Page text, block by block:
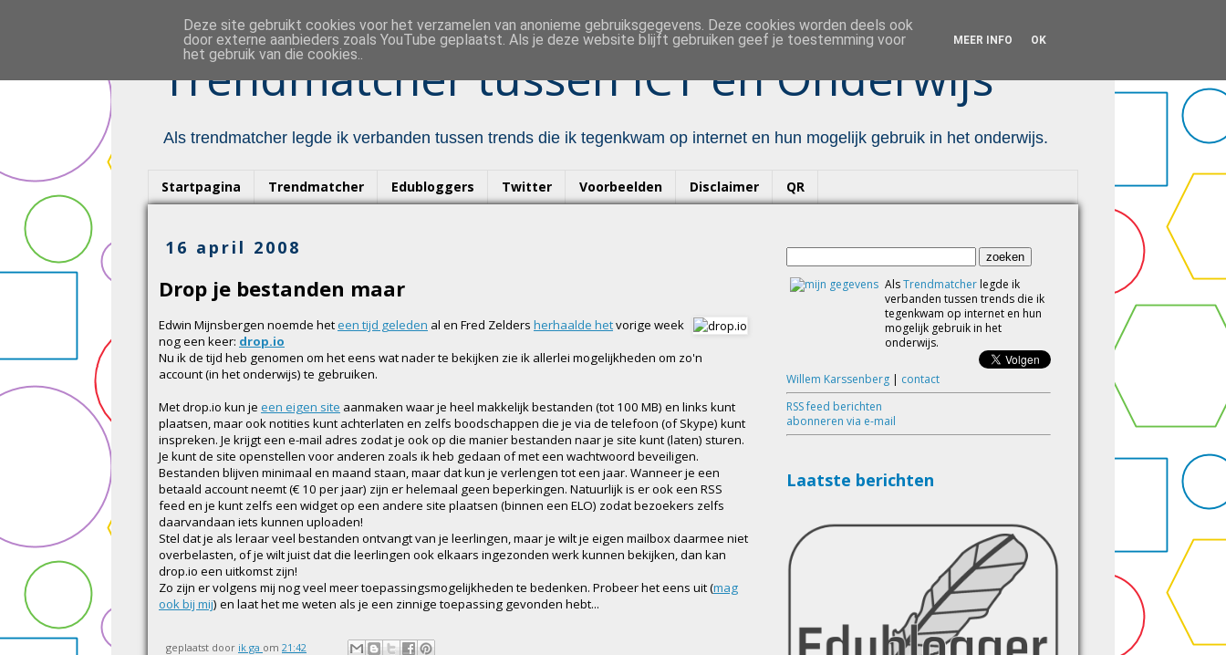
Trendmatcher tussen ICT en Onderwijs ™
Als trendmatcher legde ik verbanden tussen trends die ik tegenkwam op internet en hun mogelijk gebruik in het onderwijs.
Startpagina Trendmatcher Edubloggers Twitter Voorbeelden Disclaimer QR
16 april 2008
Drop je bestanden maar
Edwin Mijnsbergen noemde heteen tijd geleden al en Fred Zelders herhaalde hetvorige week
nog een keer: drop.io
Nu ik de tijd heb genomen om het eens wat nader te bekijken zie ik allerlei mogelijkheden om zo'n
account (in het onderwijs) te gebruiken.
Met drop.io kun je een eigen site aanmaken waar je heel makkelijk bestanden (tot 100 MB) en links kunt
plaatsen, maar ook notities kunt achterlaten en zelfs boodschappen die je via de telefoon (of Skype) kunt
inspreken. Je krijgt een e-mail adres zodat je ook op die manier bestanden naar je site kunt (laten) sturen.
Je kunt de site openstellen voor anderen zoals ik heb gedaan of met een wachtwoord beveiligen.
Bestanden blijven minimaal en maand staan, maar dat kun je verlengen tot een jaar. Wanneer je een
betaald account neemt (€ 10 per jaar) zijn er helemaal geen beperkingen. Natuurlijk is er ook een RSS
feed en je kunt zelfs een widget op een andere site plaatsen (binnen een ELO) zodat bezoekers zelfs
daarvandaan iets kunnen uploaden!
Stel dat je als leraar veel bestanden ontvangt van je leerlingen, maar je wilt je eigen mailbox daarmee niet
overbelasten, of je wilt juist dat die leerlingen ook elkaars ingezonden werk kunnen bekijken, dan kan
drop.io een uitkomst zijn!
Zo zijn er volgens mij nog veel meer toepassingsmogelijkheden te bedenken. Probeer het eens uit (mag
ook bij mij) en laat het me weten als je een zinnige toepassing gevonden hebt...
geplaatst door ik ga om 21:42
AlsTrendmatcher legde ik
verbanden tussen trends die ik
tegenkwam op internet en hun
mogelijk gebruik in het
onderwijs.
Willem Karssenberg | contact
RSS feed berichten
abonneren via e-mail
Laatste berichten
Deze site gebruikt cookies voor het verzamelen van anonieme gebruiksgegevens. Deze cookies worden deels ook
door externe aanbieders zoals YouTube geplaatst. Als je deze website blijft gebruiken geef je toestemming voor
het gebruik van die cookies..
MEER INFO OK